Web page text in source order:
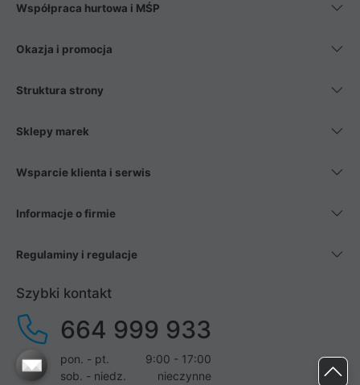
Współpraca hurtowa i MŚP
Okazja i promocja
Struktura strony
Sklepy marek
Wsparcie klienta i serwis
Informacje o firmie
Regulaminy i regulacje
Szybki kontakt
664 999 933
pon. - pt.
9:00 - 17:00
sob. - niedz.
nieczynne